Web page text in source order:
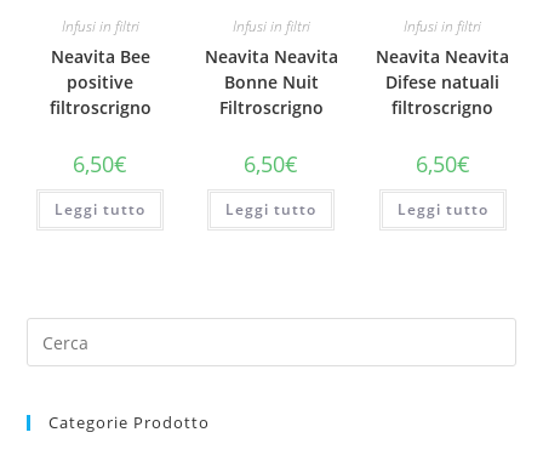
Infusi in filtri
Neavita Bee
positive
filtroscrigno
6,50€
Leggi tutto
Infusi in filtri
Neavita Neavita
Bonne Nuit
Filtroscrigno
6,50€
Leggi tutto
Infusi in filtri
Neavita Neavita
Difese natuali
filtroscrigno
6,50€
Leggi tutto
Categorie Prodotto